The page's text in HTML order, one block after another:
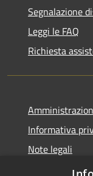
Segnalazione
Leggi le FAQ
Richiesta
Informativa
Note legali
Dichiarazione